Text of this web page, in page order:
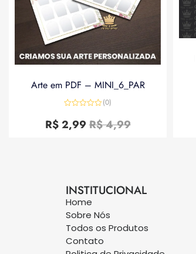
Arte em PDF – MINI_6_PAR
0
de
(0)
R$4,99
R$2,99
INSTITUCIONAL
Home
Sobre Nós
Todos os Produtos
Contato